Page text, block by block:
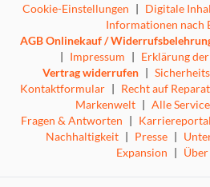
Cookie-Einstellungen | Digitale
Informationen nach
AGB Onlinekauf /
| Impressum | Erklärung
Vertrag widerrufen |
Kontaktformular | Recht auf
Markenwelt | Alle
Fragen & Antworten | Karriereportal
Nachhaltigkeit | Presse |
Expansion |